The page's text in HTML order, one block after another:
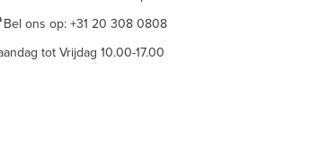
Bel ons op: +31 20 308 0808
tot Vrijdag 10.00-17.00